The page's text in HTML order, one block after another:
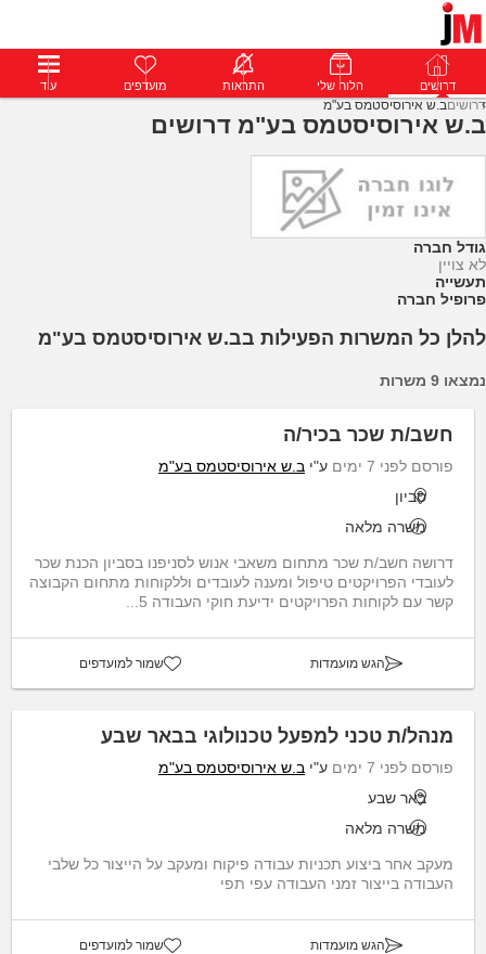
דרושים פרופילים הודעות פרימיום דרושים הלוח שלי התראות מועדפים עוד
דרושיםב.ש אירוסיסטמס בע"מ
ב.ש אירוסיסטמס בע"מ דרושים
גודל חברה
לא צויין
תעשייה
פרופיל חברה
להלן כל המשרות הפעילות בב.ש אירוסיסטמס בע"מ
נמצאו 9 משרות
חשב/ת שכר בכיר/ה
פורסם לפני 7 ימים ע"י ב.ש אירוסיסטמס בע"מ
סביון
משרה מלאה
דרושה חשב/ת שכר מתחום משאבי אנוש לסניפנו בסביון הכנת שכר
לעובדי הפרויקטים טיפול ומענה לעובדים וללקוחות מתחום הקבוצה
קשר עם לקוחות הפרויקטים ידיעת חוקי העבודה 5...
הגש מועמדות שמור למועדפים
מנהל/ת טכני למפעל טכנולוגי בבאר שבע
פורסם לפני 7 ימים ע"י ב.ש אירוסיסטמס בע"מ
באר שבע
משרה מלאה
מעקב אחר ביצוע תכניות עבודה פיקוח ומעקב על הייצור כל שלבי
העבודה בייצור זמני העבודה עפי תפי
הגש מועמדות שמור למועדפים